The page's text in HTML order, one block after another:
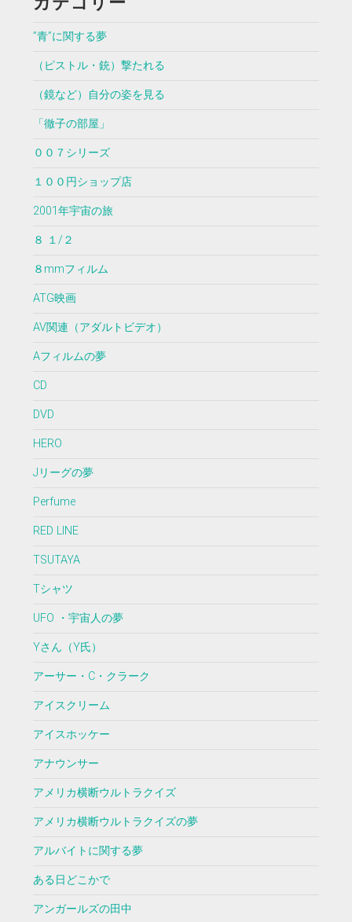
”青”に関する夢
（ピストル・銃）撃たれる
（鏡など）自分の姿を見る
「徹子の部屋」
００７シリーズ
１００円ショップ店
2001年宇宙の旅
８ １/２
８mmフィルム
ATG映画
AV関連（アダルトビデオ）
Aフィルムの夢
CD
DVD
HERO
Jリーグの夢
Perfume
RED LINE
TSUTAYA
Tシャツ
UFO ・宇宙人の夢
Yさん（Y氏）
アーサー・C・クラーク
アイスクリーム
アイスホッケー
アナウンサー
アメリカ横断ウルトラクイズ
アメリカ横断ウルトラクイズの夢
アルバイトに関する夢
ある日どこかで
アンガールズの田中